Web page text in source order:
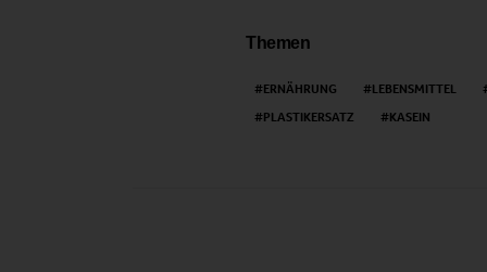
Themen
ERNÄHRUNG LEBENSMITTEL
PLASTIKERSATZ
KASEIN